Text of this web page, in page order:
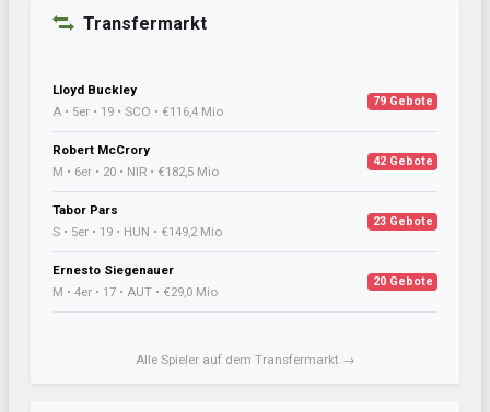
Transfermarkt
Lloyd Buckley
A • 5er • 19 • SCO • €116,4 Mio
79 Gebote
Robert McCrory
M • 6er • 20 • NIR • €182,5 Mio
42 Gebote
Tabor Pars
S • 5er • 19 • HUN • €149,2 Mio
23 Gebote
Ernesto Siegenauer
M • 4er • 17 • AUT • €29,0 Mio
20 Gebote
Alle Spieler auf dem Transfermarkt →